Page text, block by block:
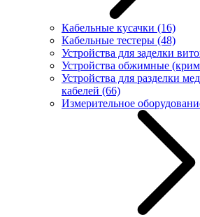
Кабельные кусачки (16)
Кабельные тестеры (48)
Устройства для заделки
Устройства обжимные
Устройства для разделки
кабелей (66)
Измерительное